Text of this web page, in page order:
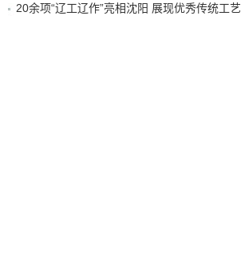
20余项“辽工辽作”亮相沈阳 展现优秀传统工艺